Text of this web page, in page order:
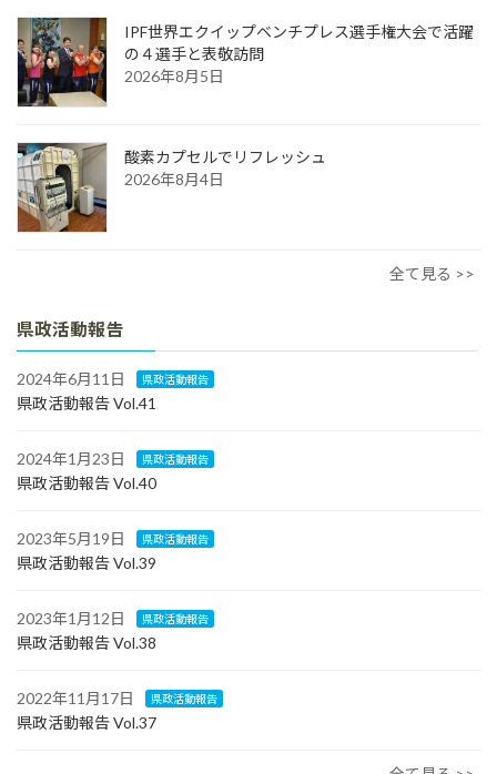
IPF世界エクイップベンチプレス選手権大会で活躍
の４選手と表敬訪問
2026年8月5日
酸素カプセルでリフレッシュ
2026年8月4日
全て見る >>
県政活動報告
2024年6月11日 県政活動報告
県政活動報告 Vol.41
2024年1月23日 県政活動報告
県政活動報告 Vol.40
2023年5月19日 県政活動報告
県政活動報告 Vol.39
2023年1月12日 県政活動報告
県政活動報告 Vol.38
2022年11月17日 県政活動報告
県政活動報告 Vol.37